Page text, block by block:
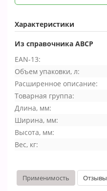
Характеристики
Из справочника ABCP
EAN-13:
Объем упаковки, л:
Расширенное описание:
Товарная группа:
Длина, мм:
Ширина, мм:
Высота, мм:
Вес, кг:
Применимость Отзывы